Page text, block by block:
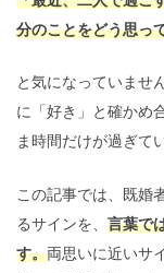
分のことをどう思っ
と気になっていませ
に「好き」と確かめ
ま時間だけが過ぎて
この記事では、既婚
るサインを、 言葉で
す。両思いに近いサ